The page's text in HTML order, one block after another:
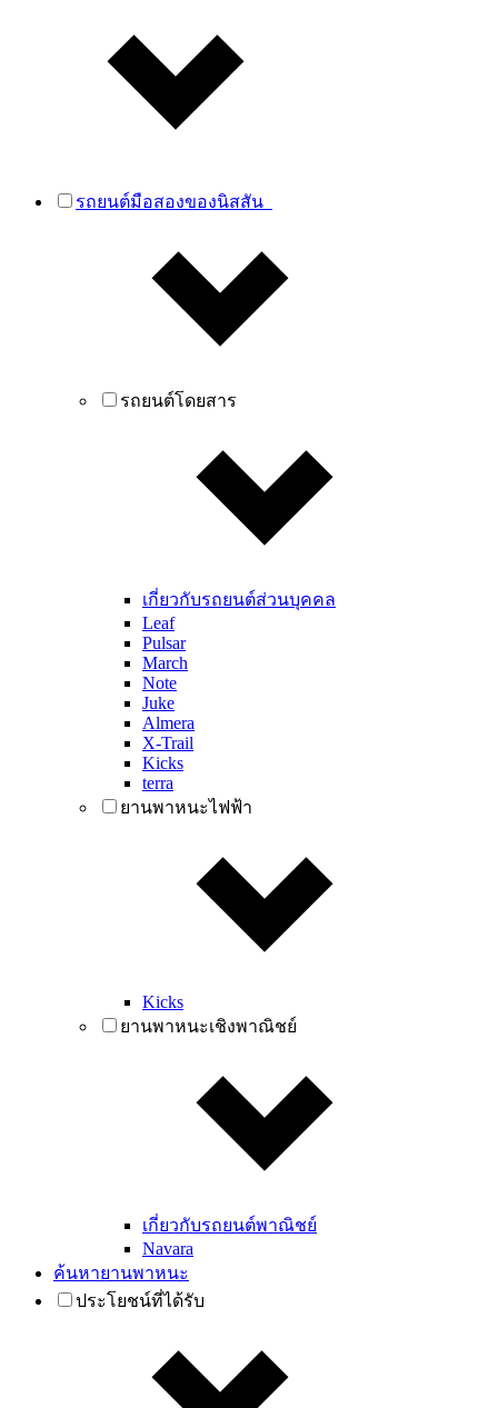
รถยนต์มือสองของนิสสัน
รถยนต์โดยสาร
เกี่ยวกับรถยนต์ส่วนบุคคล
Leaf
Pulsar
March
Note
Juke
Almera
X-Trail
Kicks
terra
ยานพาหนะไฟฟ้า
Kicks
ยานพาหนะเชิงพาณิชย์
เกี่ยวกับรถยนต์พาณิชย์
Navara
ค้นหายานพาหนะ
ประโยชน์ที่ได้รับ